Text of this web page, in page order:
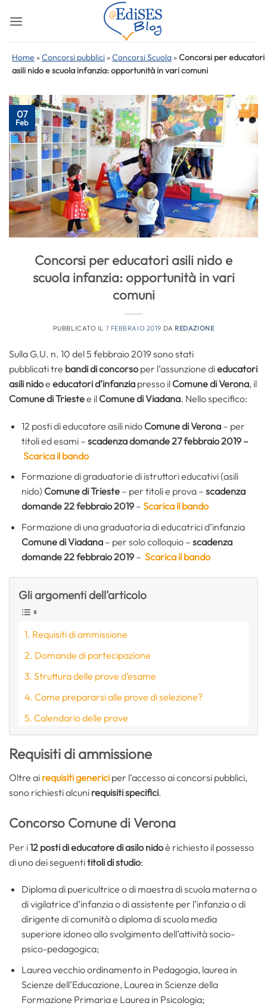
Home »Concorsi pubblici »Concorsi Scuola »Concorsi per educatori
asili nido e scuola infanzia: opportunità in vari comuni
07
Feb
Concorsi per educatori asili nido e
scuola infanzia: opportunità in vari
comuni
PUBBLICATO IL 7 FEBBRAIO 2019 DA REDAZIONE
Sulla G.U. n. 10 del 5 febbraio 2019 sono stati
pubblicati tre bandi di concorso per l’assunzione dieducatori
asili nidoe educatori d’infanzia presso il Comune di Verona, il
Comune di Triestee il Comune di Viadana. Nello specifico:
12 posti di educatore asili nidoComune di Verona– per
titoli ed esami – scadenza domande 27 febbraio 2019 –
Scarica il bando
Formazione di graduatorie di istruttori educativi (asili
nido) Comune di Trieste– per titoli e prova – scadenza
domande 22 febbraio 2019 – Scarica il bando
Formazione di una graduatoria di educatrici d’infanzia
Comune di Viadana – per solo colloquio – scadenza
domande 22 febbraio 2019 – Scarica il bando
Gli argomenti dell'articolo
Requisiti di ammissione
Domande di partecipazione
Struttura delle prove d’esame
Come prepararsi alle prove di selezione?
Calendario delle prove
Requisiti di ammissione
Oltre ai requisiti generici per l’accesso ai concorsi pubblici,
sono richiesti alcuni requisiti specifici.
Concorso Comune di Verona
Per i12 posti di educatore di asilo nidoè richiesto il possesso
di uno dei seguentititoli di studio:
Diploma di puericultrice o di maestra di scuola materna o
di vigilatrice d’infanzia o di assistente per l’infanzia o di
dirigente di comunità o diploma di scuola media
superiore idoneo allo svolgimento dell’attività socio-
psico-pedagogica;
Laurea vecchio ordinamento in Pedagogia, laurea in
Scienze dell’Educazione, Laurea in Scienze della
Formazione Primaria e Laurea in Psicologia;